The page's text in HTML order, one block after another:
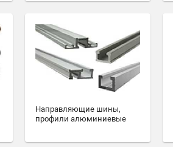
Направляющие шины,
профили алюминиевые